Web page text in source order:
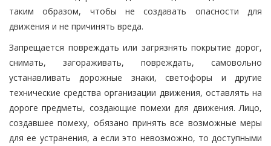
таким образом, чтобы не создавать опасности для
движения и не причинять вреда.
Запрещается повреждать или загрязнять покрытие дорог,
снимать, загораживать, повреждать, самовольно
устанавливать дорожные знаки, светофоры и другие
технические средства организации движения, оставлять на
дороге предметы, создающие помехи для движения. Лицо,
создавшее помеху, обязано принять все возможные меры
для ее устранения, а если это невозможно, то доступными